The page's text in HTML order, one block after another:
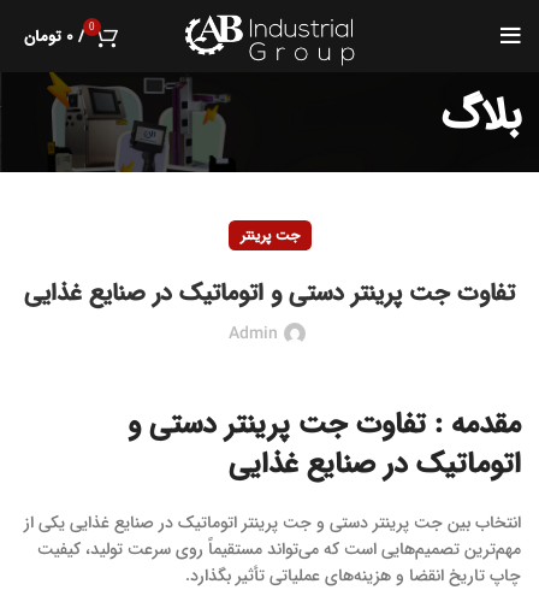
0
/۰ تومان
بلاگ
جت پرینتر
تفاوت جت پرینتر دستی و اتوماتیک در صنایع غذایی
Admin
مقدمه : تفاوت جت پرینتر دستی و
اتوماتیک در صنایع غذایی
انتخاب بین جت پرینتر دستی و جت پرینتر اتوماتیک در صنایع غذایی یکی از
مهم‌ترین تصمیم‌هایی است که می‌تواند مستقیماً روی سرعت تولید، کیفیت
چاپ تاریخ انقضا و هزینه‌های عملیاتی تأثیر بگذارد.